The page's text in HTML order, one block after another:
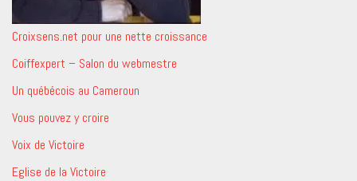
Croixsens.net pour une nette croissance
Coiffexpert – Salon du webmestre
Un québécois au Cameroun
Vous pouvez y croire
Voix de Victoire
Eglise de la Victoire